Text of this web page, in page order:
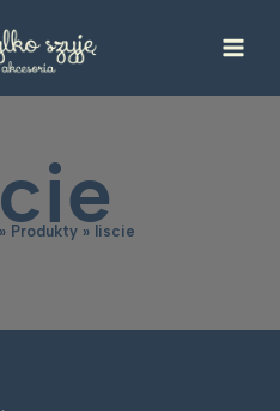
Produkty liscie